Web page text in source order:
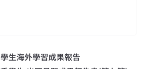
生海外學習成果報告